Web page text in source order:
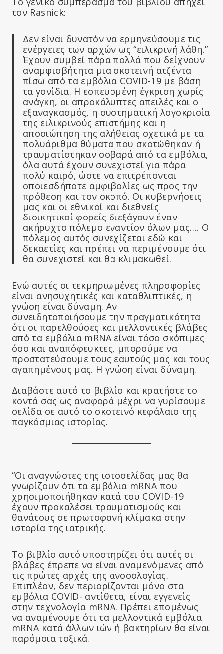
τον Rasnick:
Δεν είναι δυνατόν να ερμηνεύσουμε τις
ενέργειες των αρχών ως “ειλικρινή λάθη.”
Έχουν συμβεί πάρα πολλά που δείχνουν
αναμφισβήτητα μια σκοτεινή ατζέντα
πίσω από τα εμβόλια COVID-19 με βάση
τα γονίδια. Η εσπευσμένη έγκριση χωρίς
ανάγκη, οι απροκάλυπτες απειλές και ο
εξαναγκασμός, η συστηματική λογοκρισία
της ειλικρινούς επιστήμης και η
αποσιώπηση της αλήθειας σχετικά με τα
πολυάριθμα θύματα που σκοτώθηκαν ή
τραυματίστηκαν σοβαρά από τα εμβόλια,
όλα αυτά έχουν συνεχιστεί για πάρα
πολύ καιρό, ώστε να επιτρέπονται
οποιεσδήποτε αμφιβολίες ως προς την
πρόθεση και τον σκοπό. Οι κυβερνήσεις
μας και οι εθνικοί και διεθνείς
διοικητικοί φορείς διεξάγουν έναν
ακήρυχτο πόλεμο εναντίον όλων μας…. Ο
πόλεμος αυτός συνεχίζεται εδώ και
δεκαετίες και πρέπει να περιμένουμε ότι
θα συνεχιστεί και θα κλιμακωθεί.
Ενώ αυτές οι τεκμηριωμένες πληροφορίες
είναι ανησυχητικές και καταθλιπτικές, η
γνώση είναι δύναμη. Αν
συνειδητοποιήσουμε την πραγματικότητα
ότι οι παρελθούσες και μελλοντικές βλάβες
από τα εμβόλια mRNA είναι τόσο σκόπιμες
όσο και αναπόφευκτες, μπορούμε να
προστατεύσουμε τους εαυτούς μας και τους
αγαπημένους μας. Η γνώση είναι δύναμη.
Διαβάστε αυτό το βιβλίο και κρατήστε το
κοντά σας ως αναφορά μέχρι να γυρίσουμε
σελίδα σε αυτό το σκοτεινό κεφάλαιο της
παγκόσμιας ιστορίας.
“Οι αναγνώστες της ιστοσελίδας μας θα
γνωρίζουν ότι τα εμβόλια mRNA που
χρησιμοποιήθηκαν κατά του COVID-19
έχουν προκαλέσει τραυματισμούς και
θανάτους σε πρωτοφανή κλίμακα στην
ιστορία της ιατρικής.
Το βιβλίο αυτό υποστηρίζει ότι αυτές οι
βλάβες έπρεπε να είναι αναμενόμενες από
τις πρώτες αρχές της ανοσολογίας.
Επιπλέον, δεν περιορίζονται μόνο στα
εμβόλια COVID- αντίθετα, είναι εγγενείς
στην τεχνολογία mRNA. Πρέπει επομένως
να αναμένουμε ότι τα μελλοντικά εμβόλια
mRNA κατά άλλων ιών ή βακτηρίων θα είναι
παρόμοια τοξικά.